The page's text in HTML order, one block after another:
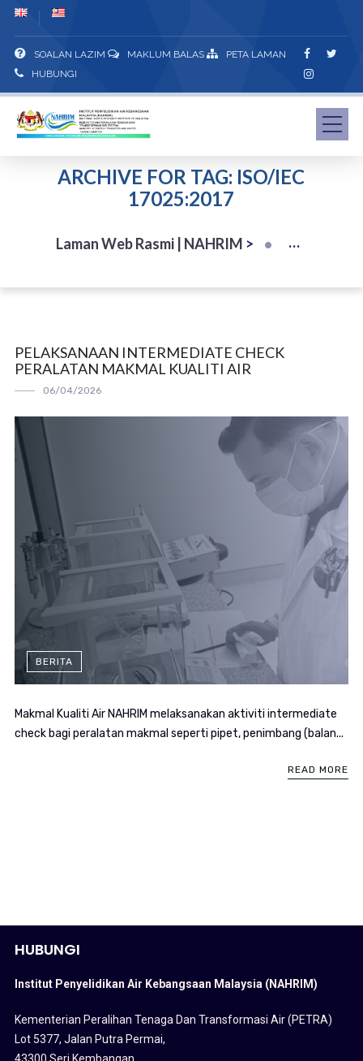
SOALAN LAZIM MAKLUM BALAS
PETA LAMAN
HUBUNGI
ARCHIVE FOR TAG: ISO/IEC
17025:2017
Laman Web Rasmi | NAHRIM >
PELAKSANAAN INTERMEDIATE CHECK
PERALATAN MAKMAL KUALITI AIR
06/04/2026
BERITA
Makmal Kualiti Air NAHRIM melaksanakan aktiviti intermediate
check bagi peralatan makmal seperti pipet, penimbang (balan...
READ MORE
HUBUNGI
Institut Penyelidikan Air Kebangsaan Malaysia (NAHRIM)
Kementerian Peralihan Tenaga Dan Transformasi Air (PETRA)
Lot 5377, Jalan Putra Permai,
43300 Seri Kembangan,